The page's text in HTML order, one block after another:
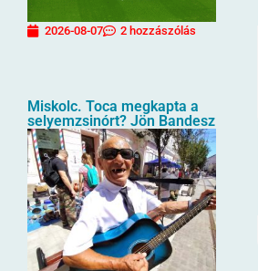
2026-08-07 2 hozzászólás
Miskolc. Toca megkapta a
selyemzsinórt? Jön Bandesz